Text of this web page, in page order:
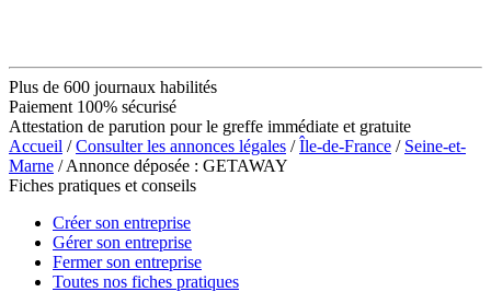
Plus de 600 journaux habilités
Paiement 100% sécurisé
Attestation de parution pour le greffe immédiate et gratuite
Accueil /Consulter les annonces légales /Île-de-France / Seine-et-
Marne / Annonce déposée : GETAWAY
Fiches pratiques et conseils
Créer son entreprise
Gérer son entreprise
Fermer son entreprise
Toutes nos fiches pratiques